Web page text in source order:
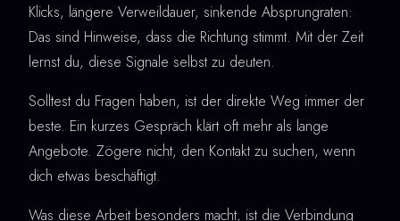
Klicks, längere Verweildauer, sinkende Absprungraten:
Das sind Hinweise, dass die Richtung stimmt. Mit der Zeit
lernst du, diese Signale selbst zu deuten.
Solltest du Fragen haben, ist der direkte Weg immer der
beste. Ein kurzes Gespräch klärt oft mehr als lange
Angebote. Zögere nicht, den Kontakt zu suchen, wenn
dich etwas beschäftigt.
Was diese Arbeit besonders macht, ist die Verbindung